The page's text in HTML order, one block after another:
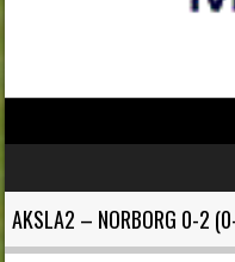
AKSLA2 – NORBORG 0-2